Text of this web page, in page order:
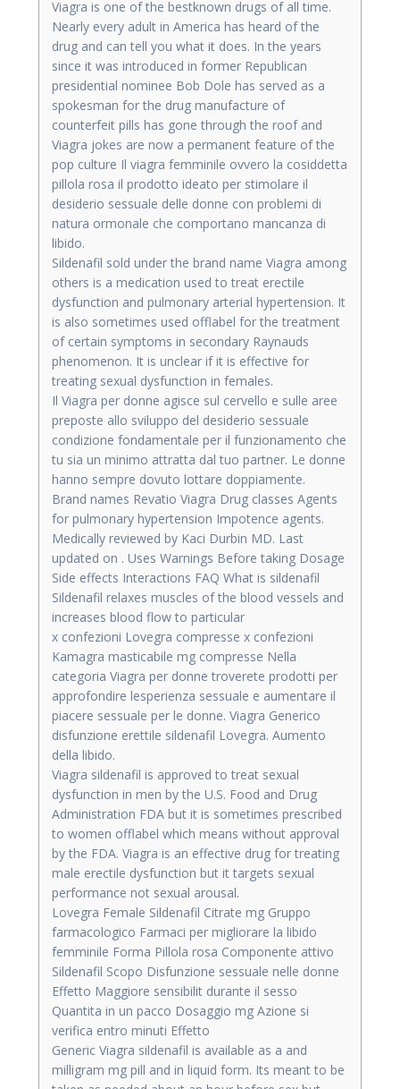
Viagra is one of the bestknown drugs of all time.
Nearly every adult in America has heard of the
drug and can tell you what it does. In the years
since it was introduced in former Republican
presidential nominee Bob Dole has served as a
spokesman for the drug manufacture of
counterfeit pills has gone through the roof and
Viagra jokes are now a permanent feature of the
pop culture Il viagra femminile ovvero la cosiddetta
pillola rosa il prodotto ideato per stimolare il
desiderio sessuale delle donne con problemi di
natura ormonale che comportano mancanza di
libido.
Sildenafil sold under the brand name Viagra among
others is a medication used to treat erectile
dysfunction and pulmonary arterial hypertension. It
is also sometimes used offlabel for the treatment
of certain symptoms in secondary Raynauds
phenomenon. It is unclear if it is effective for
treating sexual dysfunction in females.
Il Viagra per donne agisce sul cervello e sulle aree
preposte allo sviluppo del desiderio sessuale
condizione fondamentale per il funzionamento che
tu sia un minimo attratta dal tuo partner. Le donne
hanno sempre dovuto lottare doppiamente.
Brand names Revatio Viagra Drug classes Agents
for pulmonary hypertension Impotence agents.
Medically reviewed by Kaci Durbin MD. Last
updated on . Uses Warnings Before taking Dosage
Side effects Interactions FAQ What is sildenafil
Sildenafil relaxes muscles of the blood vessels and
increases blood flow to particular
x confezioni Lovegra compresse x confezioni
Kamagra masticabile mg compresse Nella
categoria Viagra per donne troverete prodotti per
approfondire lesperienza sessuale e aumentare il
piacere sessuale per le donne. Viagra Generico
disfunzione erettile sildenafil Lovegra. Aumento
della libido.
Viagra sildenafil is approved to treat sexual
dysfunction in men by the U.S. Food and Drug
Administration FDA but it is sometimes prescribed
to women offlabel which means without approval
by the FDA. Viagra is an effective drug for treating
male erectile dysfunction but it targets sexual
performance not sexual arousal.
Lovegra Female Sildenafil Citrate mg Gruppo
farmacologico Farmaci per migliorare la libido
femminile Forma Pillola rosa Componente attivo
Sildenafil Scopo Disfunzione sessuale nelle donne
Effetto Maggiore sensibilit durante il sesso
Quantita in un pacco Dosaggio mg Azione si
verifica entro minuti Effetto
Generic Viagra sildenafil is available as a and
milligram mg pill and in liquid form. Its meant to be